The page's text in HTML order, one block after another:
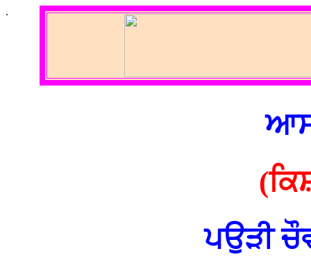
.
ਪਉੜੀ